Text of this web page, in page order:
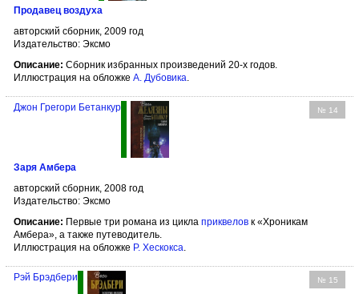
Продавец воздуха
авторский сборник, 2009 год
Издательство: Эксмо
Описание: Сборник избранных произведений 20-х годов.
Иллюстрация на обложке А. Дубовика.
№ 14
Джон Грегори Бетанкур
Заря Амбера
авторский сборник, 2008 год
Издательство: Эксмо
Описание: Первые три романа из цикла приквелов к «Хроникам
Амбера», а также путеводитель.
Иллюстрация на обложке Р. Хескокса
№ 15
Рэй Брэдбери